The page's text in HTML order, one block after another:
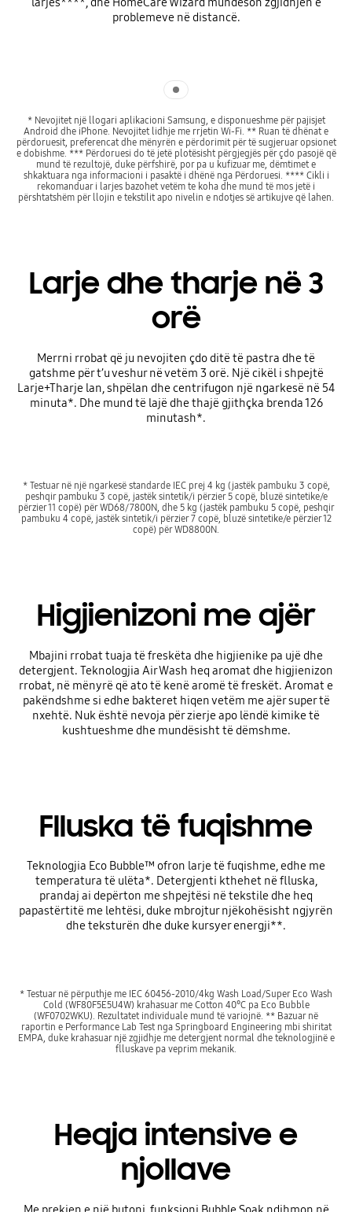
problemeve në distancë.
* Nevojitet një llogari aplikacioni Samsung, e disponueshme për pajisjet
Android dhe iPhone. Nevojitet lidhje me rrjetin Wi-Fi. ** Ruan të dhënat e
përdoruesit, preferencat dhe mënyrën e përdorimit për të sugjeruar opsionet
e dobishme. *** Përdoruesi do të jetë plotësisht përgjegjës për çdo pasojë që
mund të rezultojë, duke përfshirë, por pa u kufizuar me, dëmtimet e
shkaktuara nga informacioni i pasaktë i dhënë nga Përdoruesi. **** Cikli i
rekomanduar i larjes bazohet vetëm te koha dhe mund të mos jetë i
përshtatshëm për llojin e tekstilit apo nivelin e ndotjes së artikujve që lahen.
Larje dhe tharje në 3
orë
Merrni rrobat që ju nevojiten çdo ditë të pastra dhe të
gatshme për t’u veshur në vetëm 3 orë. Një cikël i shpejtë
Larje+Tharje lan, shpëlan dhe centrifugon një ngarkesë në 54
minuta*. Dhe mund të lajë dhe thajë gjithçka brenda 126
minutash*.
* Testuar në një ngarkesë standarde IEC prej 4 kg (jastëk pambuku 3 copë,
peshqir pambuku 3 copë, jastëk sintetik/i përzier 5 copë, bluzë sintetike/e
përzier 11 copë) për WD68/7800N, dhe 5 kg (jastëk pambuku 5 copë, peshqir
pambuku 4 copë, jastëk sintetik/i përzier 7 copë, bluzë sintetike/e përzier 12
copë) për WD8800N.
Higjienizoni me ajër
Mbajini rrobat tuaja të freskëta dhe higjienike pa ujë dhe
detergjent. Teknologjia Air Wash heq aromat dhe higjienizon
rrobat, në mënyrë që ato të kenë aromë të freskët. Aromat e
pakëndshme si edhe bakteret hiqen vetëm me ajër super të
nxehtë. Nuk është nevoja për zierje apo lëndë kimike të
kushtueshme dhe mundësisht të dëmshme.
Flluska të fuqishme
Teknologjia Eco Bubble™ ofron larje të fuqishme, edhe me
temperatura të ulëta*. Detergjenti kthehet në flluska,
prandaj ai depërton me shpejtësi në tekstile dhe heq
papastërtitë me lehtësi, duke mbrojtur njëkohësisht ngjyrën
dhe teksturën dhe duke kursyer energji**.
* Testuar në përputhje me IEC 60456-2010/4kg Wash Load/Super Eco Wash
Cold (WF80F5E5U4W) krahasuar me Cotton 40°C pa Eco Bubble
(WF0702WKU). Rezultatet individuale mund të variojnë. ** Bazuar në
raportin e Performance Lab Test nga Springboard Engineering mbi shiritat
EMPA, duke krahasuar një zgjidhje me detergjent normal dhe teknologjinë e
flluskave pa veprim mekanik.
Heqja intensive e
njollave